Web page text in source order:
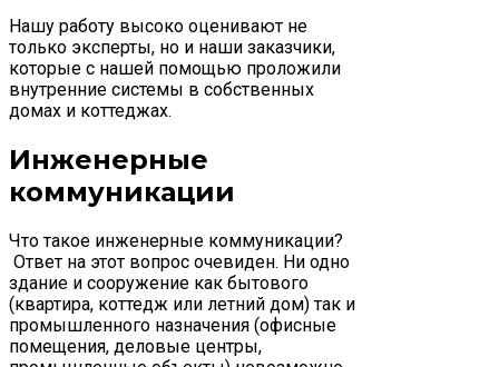
Нашу работу высоко оценивают не
только эксперты, но и наши заказчики,
которые с нашей помощью проложили
внутренние системы в собственных
домах и коттеджах.
Инженерные
коммуникации
Что такое инженерные коммуникации?
Ответ на этот вопрос очевиден. Ни одно
здание и сооружение как бытового
(квартира, коттедж или летний дом) так и
промышленного назначения (офисные
помещения, деловые центры,